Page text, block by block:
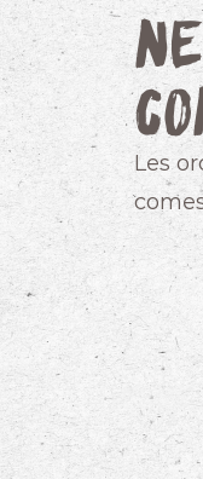
Les